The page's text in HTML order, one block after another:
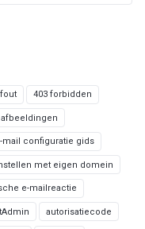
403 forbidden
afbeeldingen
mail configuratie gids
met eigen domein
e-mailreactie
autorisatiecode